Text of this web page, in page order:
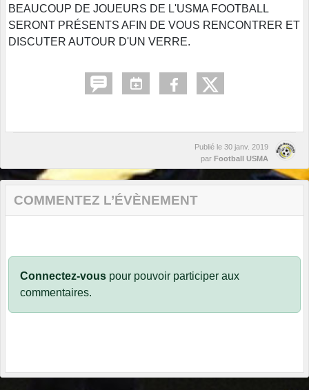
BEAUCOUP DE JOUEURS DE L'USMA FOOTBALL
SERONT PRÉSENTS AFIN DE VOUS RENCONTRER ET
DISCUTER AUTOUR D'UN VERRE.
Publié le 30 janv. 2019
par Football USMA
COMMENTEZ L’ÉVÈNEMENT
Connectez-vous pour pouvoir participer aux
commentaires.